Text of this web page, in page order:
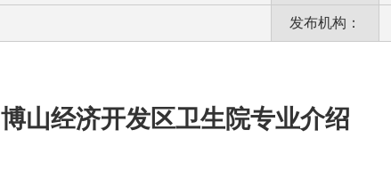
发布机构：
博山经济开发区卫生院专业介绍